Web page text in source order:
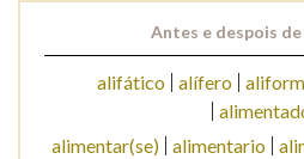
Antes e despois de
alifático alífero
alimentar(se) alimentario